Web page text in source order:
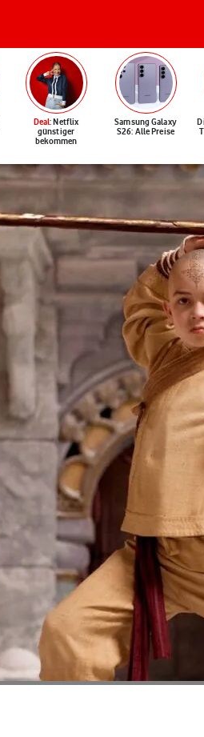
Deal: Netflix
günstiger
bekommen
Samsung Galaxy
S26: Alle Preise